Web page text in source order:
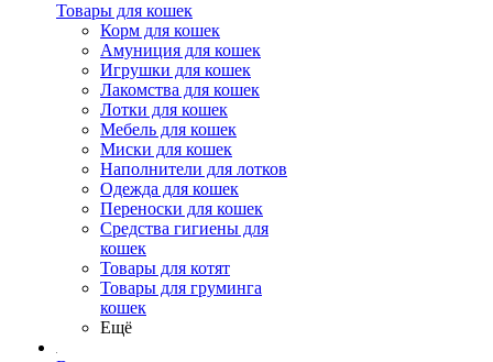
Товары для кошек
Корм для кошек
Амуниция для кошек
Игрушки для кошек
Лакомства для кошек
Лотки для кошек
Мебель для кошек
Миски для кошек
Наполнители для лотков
Одежда для кошек
Переноски для кошек
Средства гигиены для
кошек
Товары для котят
Товары для груминга
кошек
Ещё